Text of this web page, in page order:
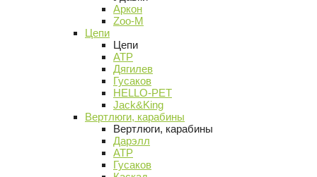
Аркон
Zoo-M
Цепи
Цепи
АТР
Дягилев
Гусаков
HELLO-PET
Jack&King
Вертлюги, карабины
Вертлюги, карабины
Дарэлл
АТР
Гусаков